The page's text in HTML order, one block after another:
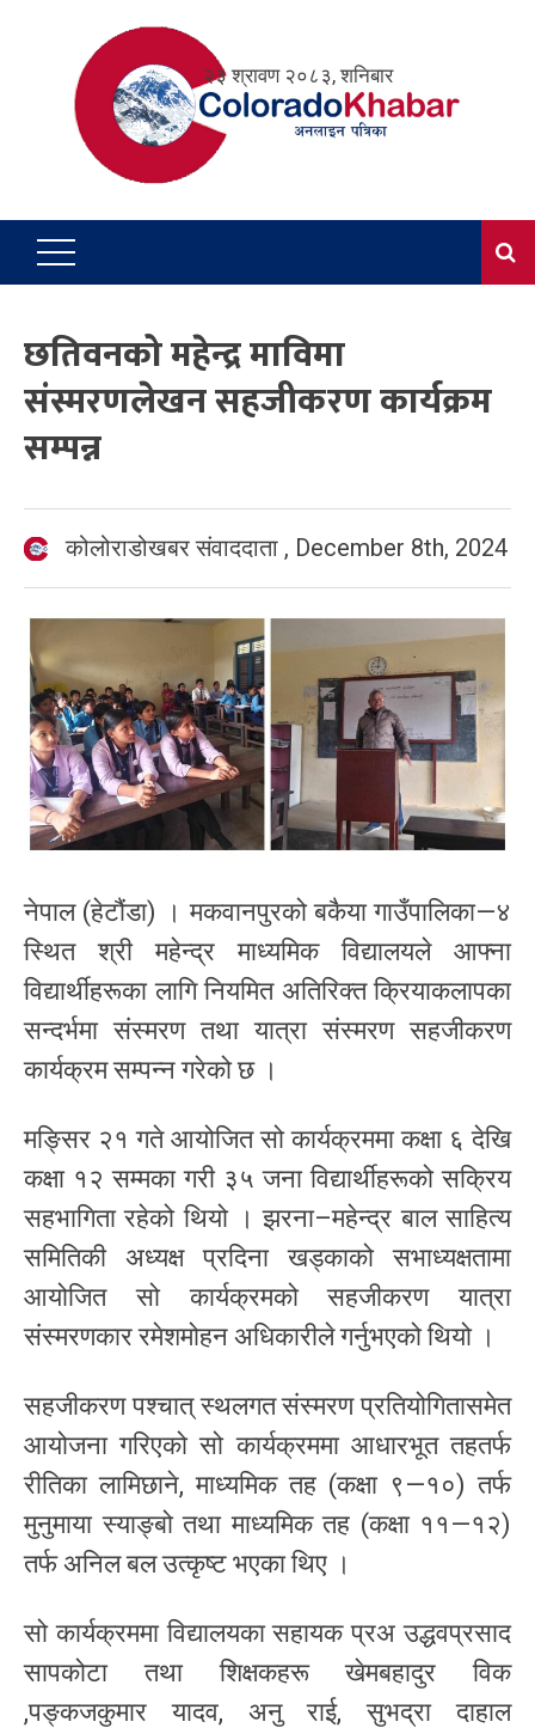
२३ श्रावण २०८३, शनिबार
छतिवनको महेन्द्र माविमा
संस्मरणलेखन सहजीकरण कार्यक्रम
सम्पन्न
कोलोराडोखबर संवाददाता , December 8th, 2024
नेपाल (हेटौंडा) । मकवानपुरको बकैया गाउँपालिका—४
स्थित श्री महेन्द्र माध्यमिक विद्यालयले आफ्ना
विद्यार्थीहरूका लागि नियमित अतिरिक्त क्रियाकलापका
सन्दर्भमा संस्मरण तथा यात्रा संस्मरण सहजीकरण
कार्यक्रम सम्पन्न गरेको छ ।
मङ्सिर २१ गते आयोजित सो कार्यक्रममा कक्षा ६ देखि
कक्षा १२ सम्मका गरी ३५ जना विद्यार्थीहरूको सक्रिय
सहभागिता रहेको थियो । झरना–महेन्द्र बाल साहित्य
समितिकी अध्यक्ष प्रदिना खड्काको सभाध्यक्षतामा
आयोजित सो कार्यक्रमको सहजीकरण यात्रा
संस्मरणकार रमेशमोहन अधिकारीले गर्नुभएको थियो ।
सहजीकरण पश्चात् स्थलगत संस्मरण प्रतियोगितासमेत
आयोजना गरिएको सो कार्यक्रममा आधारभूत तहतर्फ
रीतिका लामिछाने, माध्यमिक तह (कक्षा ९—१०) तर्फ
मुनुमाया स्याङ्बो तथा माध्यमिक तह (कक्षा ११—१२)
तर्फ अनिल बल उत्कृष्ट भएका थिए ।
सो कार्यक्रममा विद्यालयका सहायक प्रअ उद्धवप्रसाद
सापकोटा तथा शिक्षकहरू खेमबहादुर विक
,पङ्कजकुमार यादव, अनु राई, सुभद्रा दाहाल